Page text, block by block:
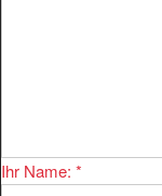
Ihr Name: *